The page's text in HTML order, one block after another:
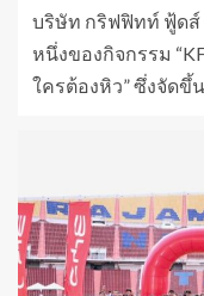
บริษัท กริฟฟิทท์ ฟู้ดส์
หนึ่งของกิจกรรม
ใครต้องหิว” ซึ่งจัดขึ้